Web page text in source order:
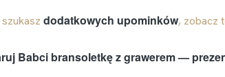
dodatkowych upominków, zobacz
Babci bransoletkę z grawerem —